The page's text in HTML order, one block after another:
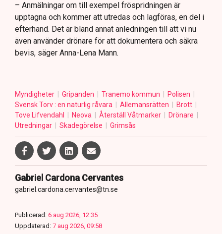
– Anmälningar om till exempel fröspridningen är
upptagna och kommer att utredas och lagföras, en del i
efterhand. Det är bland annat anledningen till att vi nu
även använder drönare för att dokumentera och säkra
bevis, säger Anna-Lena Mann.
Myndigheter Gripanden Tranemo kommun
Polisen
Svensk Torv : en naturlig råvara
Allemansrätten
Brott
Tove Lifvendahl
Neova Återställ Våtmarker
Drönare
Utredningar
Skadegörelse Grimsås
Gabriel Cardona Cervantes
gabriel.cardona.cervantes@tn.se
Publicerad: 6 aug 2026, 12:35
Uppdaterad: 7 aug 2026, 09:58